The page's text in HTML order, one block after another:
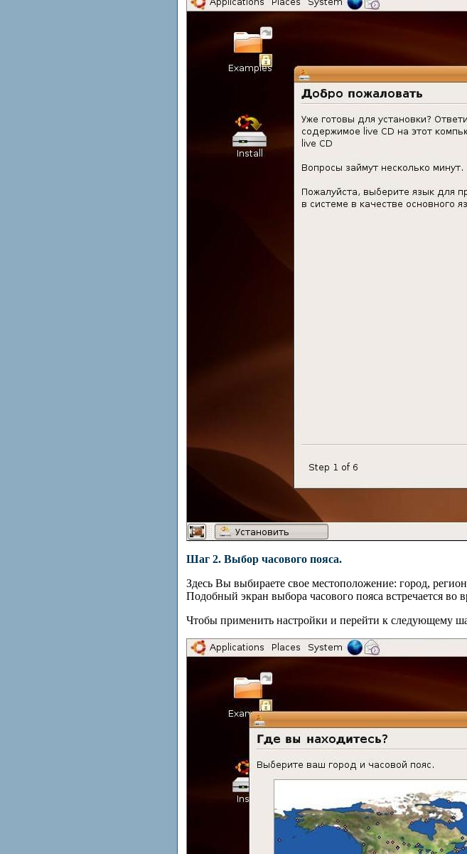
Шаг 2. Выбор часового пояса.
Здесь Вы выбираете свое местоположение: город,
Подобный экран выбора часового пояса встречается
Чтобы применить настройки и перейти к следующему